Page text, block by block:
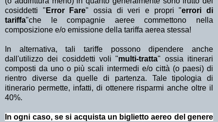
cosiddetti " Error Fare" ossia di veri e propri "errori di
tariffa"che le compagnie aeree commettono nella
composizione e/o emissione della tariffa aerea stessa!
In alternativa, tali tariffe possono dipendere anche
dall'utilizzo dei cosiddetti voli "multi-tratta" ossia itinerari
composti da uno o più scali intermedi e/o città (o paesi) di
rientro diverse da quelle di partenza. Tale tipologia di
itinerario permette, infatti, di ottenere risparmi anche oltre il
40%.
In ogni caso, se si acquista un biglietto aereo del genere